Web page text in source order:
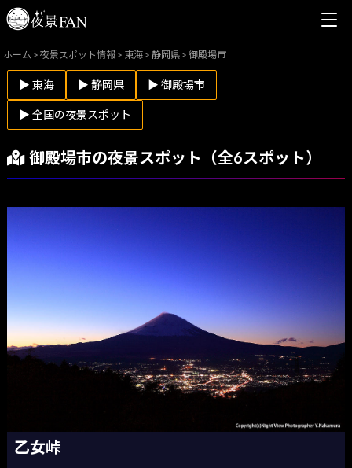
ホーム >夜景スポット情報 > 東海 >静岡県 >御殿場市
▶ 東海 ▶ 静岡県 ▶ 御殿場市
▶ 全国の夜景スポット
御殿場市の夜景スポット（全6スポット）
乙女峠